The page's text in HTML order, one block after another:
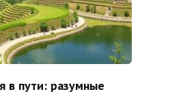
в пути: разумные